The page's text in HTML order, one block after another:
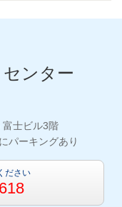
ンター
士ビル3階
パーキングあり
ださい